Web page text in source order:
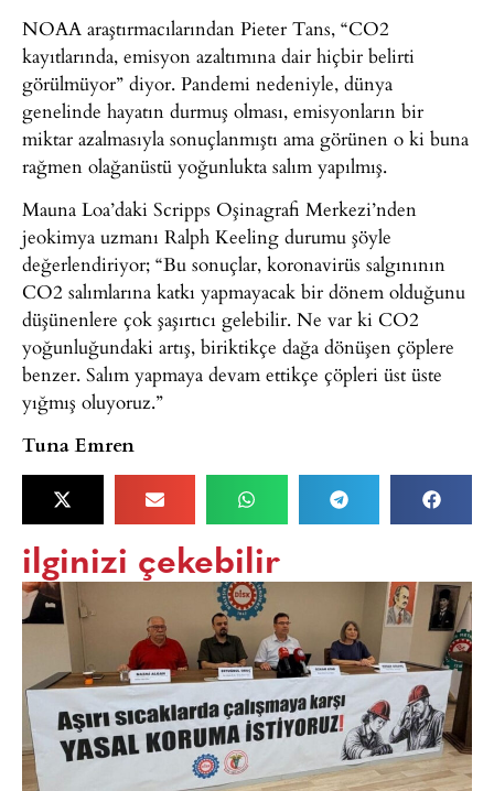
NOAA araştırmacılarından Pieter Tans, “CO2
kayıtlarında, emisyon azaltımına dair hiçbir belirti
görülmüyor” diyor. Pandemi nedeniyle, dünya
genelinde hayatın durmuş olması, emisyonların bir
miktar azalmasıyla sonuçlanmıştı ama görünen o ki buna
rağmen olağanüstü yoğunlukta salım yapılmış.
Mauna Loa’daki Scripps Oşinagrafi Merkezi’nden
jeokimya uzmanı Ralph Keeling durumu şöyle
değerlendiriyor; “Bu sonuçlar, koronavirüs salgınının
CO2 salımlarına katkı yapmayacak bir dönem olduğunu
düşünenlere çok şaşırtıcı gelebilir. Ne var ki CO2
yoğunluğundaki artış, biriktikçe dağa dönüşen çöplere
benzer. Salım yapmaya devam ettikçe çöpleri üst üste
yığmış oluyoruz.”
Tuna Emren
ilginizi çekebilir